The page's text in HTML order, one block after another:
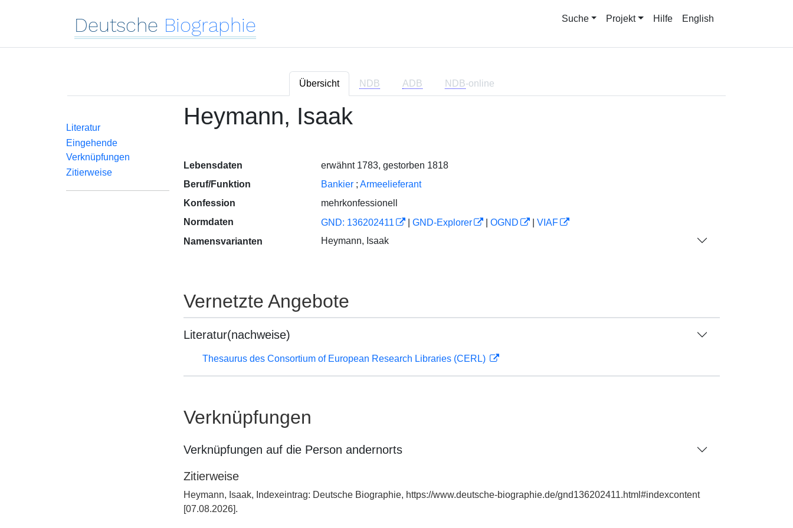
Deutsche Biographie Suche Projekt Hilfe English
Übersicht NDB ADB NDB-online
Literatur
Eingehende
Verknüpfungen
Zitierweise
Heymann, Isaak
Lebensdaten
erwähnt 1783, gestorben 1818
Beruf/Funktion
Bankier ; Armeelieferant
Konfession
mehrkonfessionell
Normdaten
GND: 136202411 GND-Explorer OGND
VIAF
Namensvarianten
Heymann, Isaak
Vernetzte Angebote
Literatur(nachweise)
Thesaurus des Consortium of European Research Libraries (CERL)
Verknüpfungen
Verknüpfungen auf die Person andernorts
Zitierweise
Heymann, Isaak, Indexeintrag: Deutsche Biographie, https://www.deutsche-biographie.de/gnd136202411.html#indexcontent
[07.08.2026].